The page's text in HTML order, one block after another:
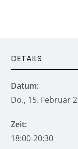
DETAILS
Datum:
Do., 15. Februar
Zeit:
18:00-20:30